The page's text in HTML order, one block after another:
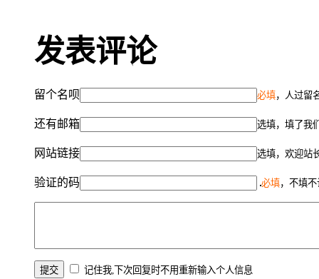
发表评论
留个名呗 必填，人过留
还有邮箱 选填，填了我
网站链接 选填，欢迎站
验证的码 必填，不填
记住我,下次回复时不用重新输入个人信息